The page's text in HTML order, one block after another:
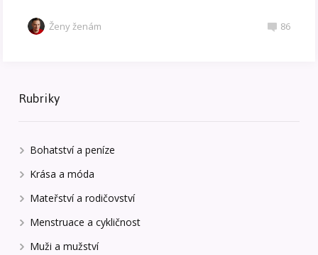
Ženy ženám 86
Rubriky
Bohatství a peníze
Krása a móda
Mateřství a rodičovství
Menstruace a cykličnost
Muži a mužství